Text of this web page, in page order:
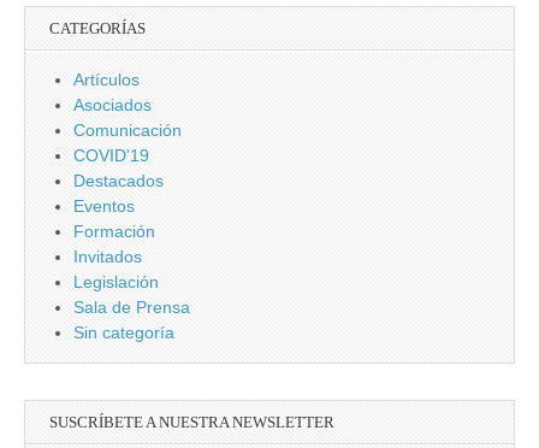
CATEGORÍAS
Artículos
Asociados
Comunicación
COVID'19
Destacados
Eventos
Formación
Invitados
Legislación
Sala de Prensa
Sin categoría
SUSCRÍBETE A NUESTRA NEWSLETTER